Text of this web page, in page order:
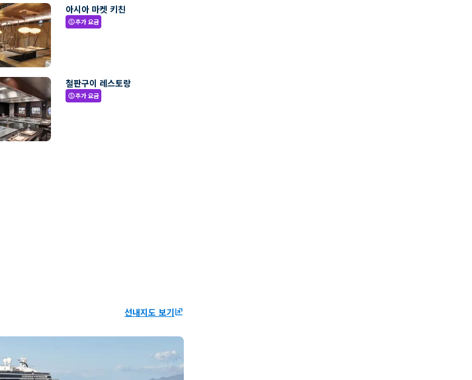
아시아 마켓 키친
paid추가 요금
철판구이 레스토랑
paid추가 요금
선내지도 보기ungroup